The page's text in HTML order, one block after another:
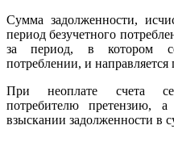
Сумма задолженности,
период безучетного
за период, в котором
потреблении, и направляется
При неоплате счета
потребителю претензию,
взыскании задолженности в